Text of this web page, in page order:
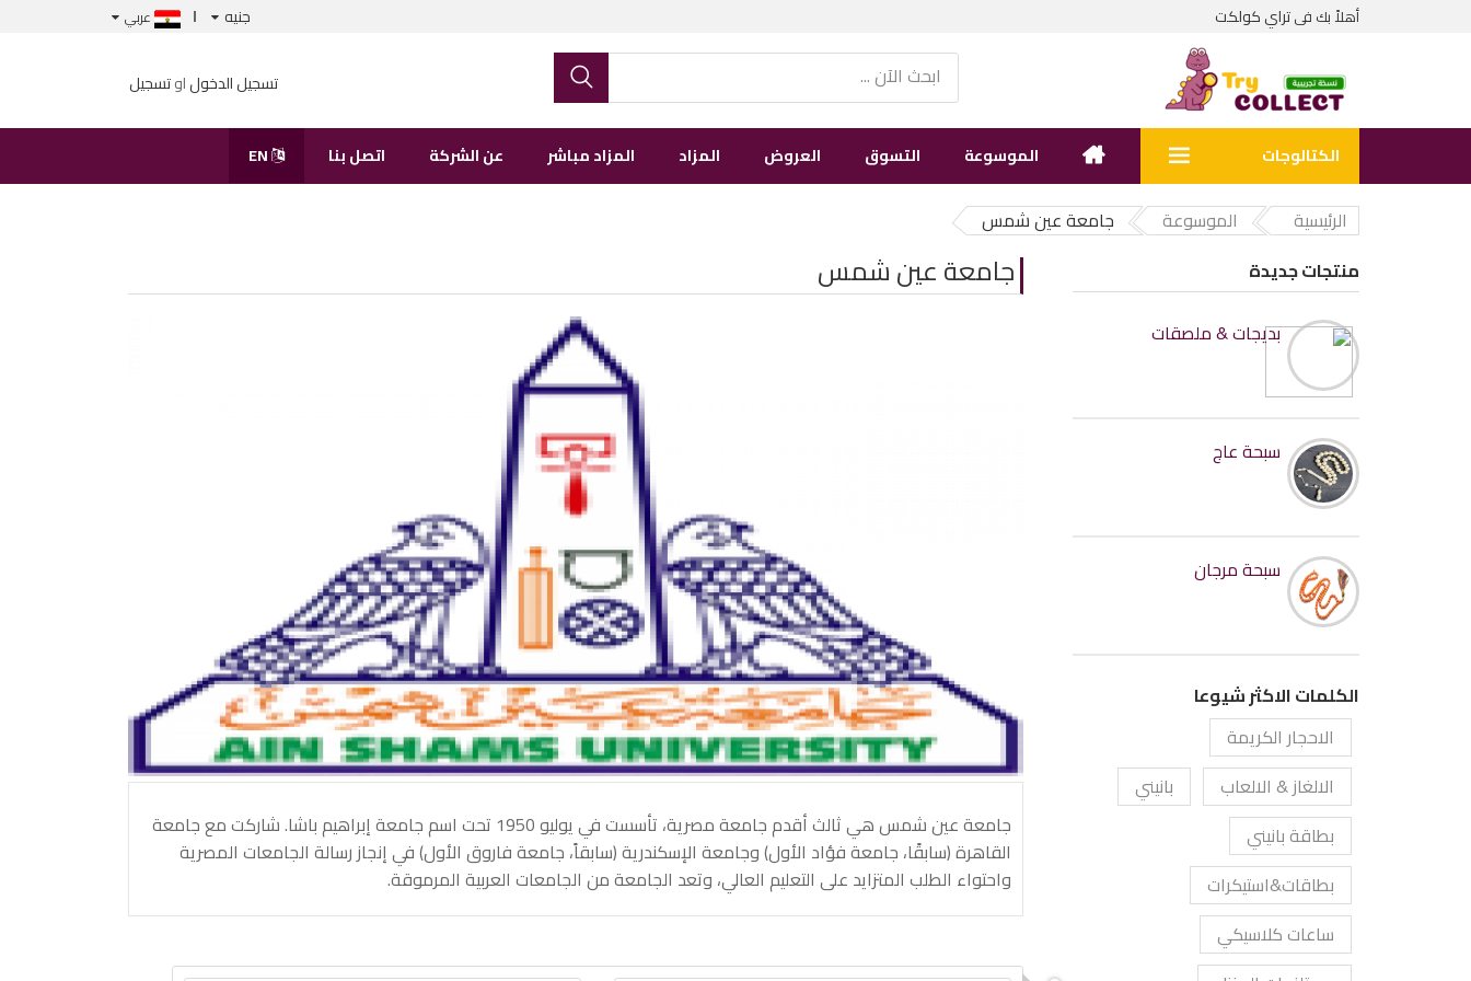
أهلاً بك فىتراي كولكت جنيه عربي
تسجيل الدخولاوتسجيل
الكتالوجات الموسوعة التسوق العروض المزاد المزاد مباشر عن الشركة اتصل بنا
الرئيسية الموسوعة
جامعة عين شمس
منتجات جديدة
بديجات & ملصقات
سبحة عاج
سبحة مرجان
الكلمات الاكثر شيوعا
الاحجار الكريمة
الالغاز & الالعاب
بانيني
بطاقة بانيني
بطاقات&استيكرات
ساعات كلاسيكي
جامعة عين شمس
جامعة عين شمس هي ثالث أقدم جامعة مصرية، تأسست في يوليو 1950 تحت اسم جامعة إبراهيم باشا. شاركت مع جامعة
القاهرة (سابقًا، جامعة فؤاد الأول) وجامعة الإسكندرية (سابقاً، جامعة فاروق الأول) في إنجاز رسالة الجامعات المصرية
واحتواء الطلب المتزايد على التعليم العالي، وتعد الجامعة من الجامعات العربية المرموقة.